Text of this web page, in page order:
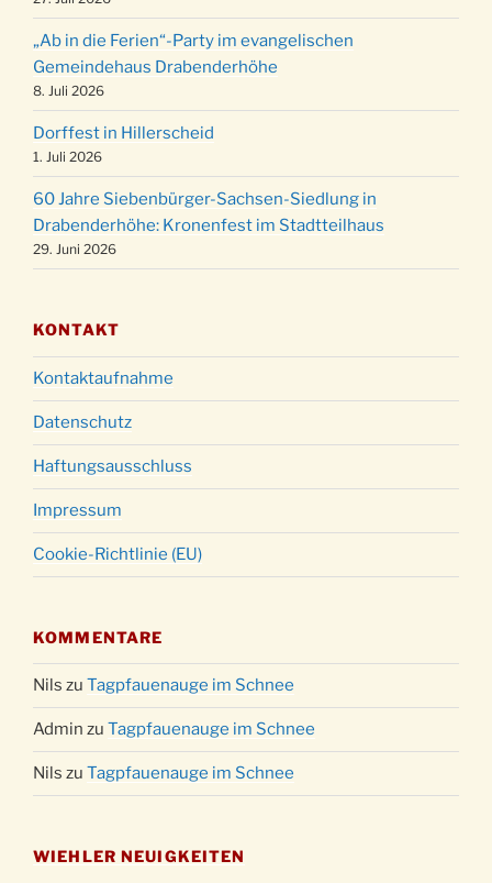
24.12.
Weihnachtsgottesdienst in der Kirche um
15:00 Uhr
24.12.
Weihnachtsgottesdienst in der Kirche um
18:00 Uhr
24.12.
Christmette mit der ev. Jugend in der Kirche
um 23:00 Uhr
31.12.
Gottesdienst zu Silvester in der Kirche um
18:00 Uhr
„Ab in die Ferien“-Party im evangelischen
Gemeindehaus Drabenderhöhe
8. Juli 2026
Dorffest in Hillerscheid
1. Juli 2026
60 Jahre Siebenbürger-Sachsen-Siedlung in
Drabenderhöhe: Kronenfest im Stadtteilhaus
29. Juni 2026
KONTAKT
Kontaktaufnahme
Datenschutz
Haftungsausschluss
Impressum
Cookie-Richtlinie (EU)
KOMMENTARE
Nils zu Tagpfauenauge im Schnee
Admin zu Tagpfauenauge im Schnee
Nils zu Tagpfauenauge im Schnee
WIEHLER NEUIGKEITEN